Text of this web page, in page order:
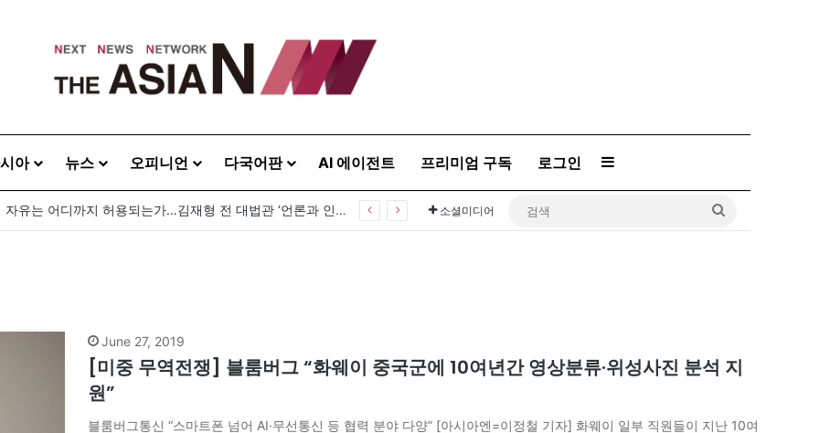
아 뉴스 오피니언 다국어판 AI 에이전트 프리미엄 구독 로그인 Sidebar
[출판] 표현의 자유는 어디까지 허용되는가…김재형 전 대법관 ‘언론과 인격권’ 소셜미디어
June 27, 2019
[미중 무역전쟁] 블룸버그 “화웨이 중국군에 10여년간 영상분류·위성사진 분석 지
원”
블룸버그통신 “스마트폰 넘어 AI·무선통신 등 협력 분야 다양” [아시아엔=이정철 기자] 화웨이 일부 직원들이 지난 10여